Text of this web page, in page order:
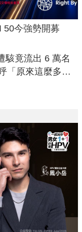
50今強勢開募
駭竟流出 6 萬名
「原來這麼多人